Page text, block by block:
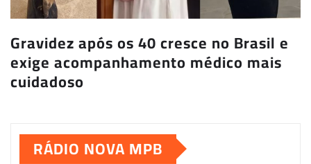
Gravidez após os 40 cresce no Brasil e
exige acompanhamento médico mais
cuidadoso
RÁDIO NOVA MPB